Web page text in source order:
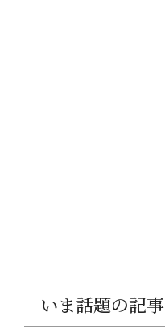
いま話題の記事